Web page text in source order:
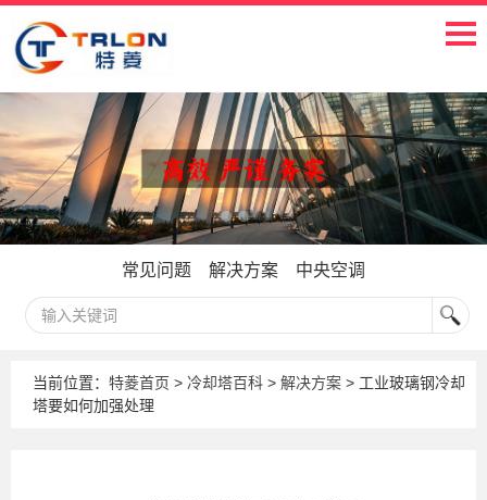
常见问题 解决方案 中央空调
当前位置： 特菱首页 > 冷却塔百科 > 解决方案 > 工业玻璃钢冷却
塔要如何加强处理